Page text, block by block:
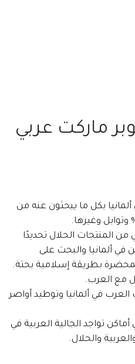
ماركت عربي
بكل ما يبحثون عنه من
المنتجات الحلال تحديدًا
في ألمانيا والبحث على
مع العرب.
في ألمانيا وتوطيد أواصر
تواجد الجالية العربية في
والحلال.